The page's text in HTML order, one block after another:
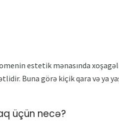
estetik mənasında
Buna görə kiçik qara və ya
üçün necə?